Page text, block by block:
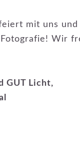
mit uns
Wir
GUT Licht,